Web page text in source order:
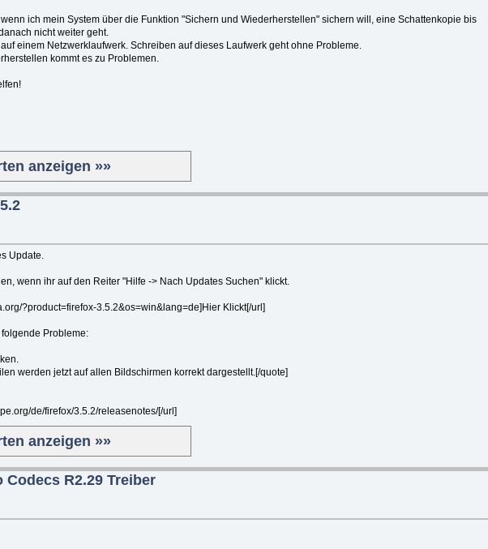
ich mein System über die Funktion "Sichern und Wiederherstellen" sichern will, eine Schattenkopie bis
nicht weiter geht.
einem Netzwerklaufwerk. Schreiben auf dieses Laufwerk geht ohne Probleme.
kommt es zu Problemen.
anzeigen »»
Update.
wenn ihr auf den Reiter "Hilfe -> Nach Updates Suchen" klickt.
?product=firefox-3.5.2&os=win&lang=de]Hier Klickt[/url]
Probleme:
werden jetzt auf allen Bildschirmen korrekt dargestellt.[/quote]
de/firefox/3.5.2/releasenotes/[/url]
anzeigen »»
Codecs R2.29 Treiber